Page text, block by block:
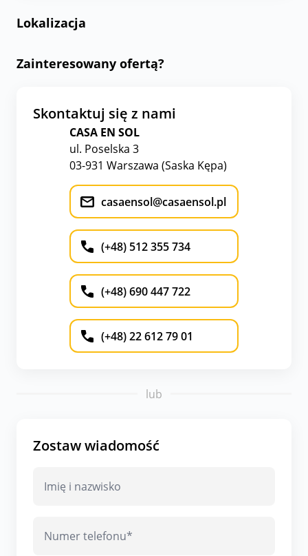
Lokalizacja
Zainteresowany ofertą?
Skontaktuj się z nami
CASA EN SOL
ul. Poselska 3
03-931 Warszawa (Saska Kępa)
casaensol@casaensol.pl
(+48) 512 355 734
(+48) 690 447 722
(+48) 22 612 79 01
lub
Zostaw wiadomość